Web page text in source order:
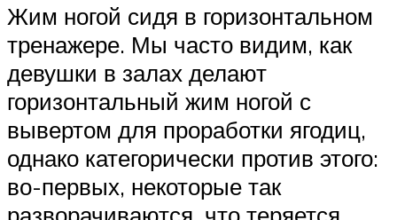
Жим ногой сидя в горизонтальном
тренажере. Мы часто видим, как
девушки в залах делают
горизонтальный жим ногой с
вывертом для проработки ягодиц,
однако категорически против этого:
во-первых, некоторые так